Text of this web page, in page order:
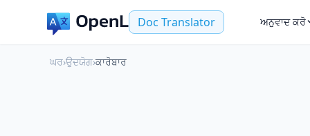
Doc Translator ਅਨੁਵਾਦ ਕਰੋ
ਘਰ›ਉਦਯੋਗ›ਕਾਰੋਬਾਰ